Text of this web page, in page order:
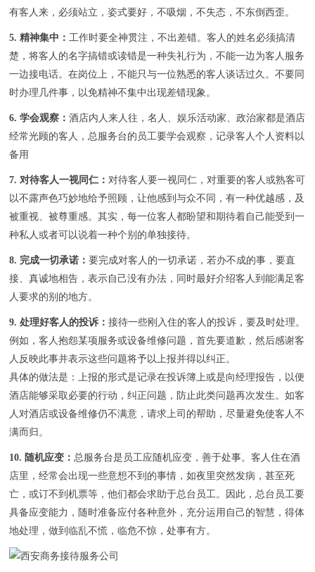
有客人来，必须站立，姿式要好，不吸烟，不失态，不东倒西歪。
5. 精神集中：工作时要全神贯注，不出差错。客人的姓名必须搞清
楚，将客人的名字搞错或读错是一种失礼行为，不能一边为客人服务
一边接电话。在岗位上，不能只与一位熟悉的客人谈话过久。不要同
时办理几件事，以免精神不集中出现差错现象。
6. 学会观察：酒店内人来人往，名人、娱乐活动家、政治家都是酒店
经常光顾的客人，总服务台的员工要学会观察，记录客人个人资料以
备用
7. 对待客人一视同仁：对待客人要一视同仁，对重要的客人或熟客可
以不露声色巧妙地给予照顾，让他感到与众不同，有一种优越感，及
被重视、被尊重感。其实，每一位客人都盼望和期待着自己能受到一
种私人或者可以说着一种个别的单独接待。
8. 完成一切承诺：要完成对客人的一切承诺，若办不成的事，要直
接、真诚地相告，表示自己没有办法，同时最好介绍客人到能满足客
人要求的别的地方。
9. 处理好客人的投诉：接待一些刚入住的客人的投诉，要及时处理。
例如，客人抱怨某项服务或设备维修问题，首先要道歉，然后感谢客
人反映此事并表示这些问题将予以上报并得以纠正。
具体的做法是：上报的形式是记录在投诉簿上或是向经理报告，以便
酒店能够采取必要的行动，纠正问题，防止此类问题再次发生。如客
人对酒店或设备维修仍不满意，请求上司的帮助，尽量避免使客人不
满而归。
10. 随机应变：总服务台是员工应随机应变，善于处事。客人住在酒
店里，经常会出现一些意想不到的事情，如夜里突然发病，甚至死
亡，或订不到机票等，他们都会求助于总台员工。因此，总台员工要
具备应变能力，随时准备应付各种意外，充分运用自己的智慧，得体
地处理，做到临乱不慌，临危不惊，处事有方。